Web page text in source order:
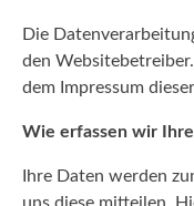
Die
den
dem Impressum
Wie erfassen wir
Ihre Daten werden